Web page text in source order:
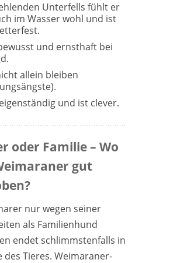
Unterfells fühlt er
im Wasser wohl und ist
und ernsthaft bei
allein bleiben
und ist clever.
oder Familie – Wo
gut
nur wegen seiner
als Familienhund
endet schlimmstenfalls in
des Tieres. Weimaraner-